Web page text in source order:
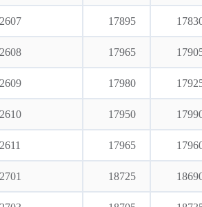
2607 17895
2608 17965
2609 17980
2610 17950
2611 17965
2701 18725